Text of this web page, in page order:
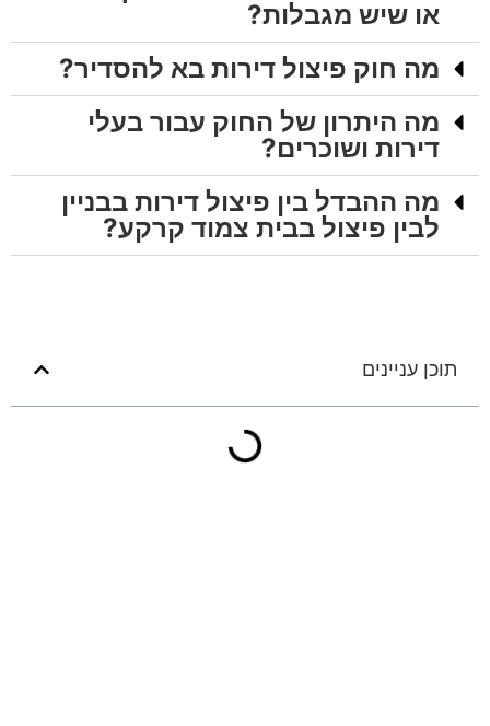
או שיש מגבלות?
מה חוק פיצול דירות בא להסדיר?
מה היתרון של החוק עבור בעלי
דירות ושוכרים?
מה ההבדל בין פיצול דירות בבניין
לבין פיצול בבית צמוד קרקע?
תוכן עניינים